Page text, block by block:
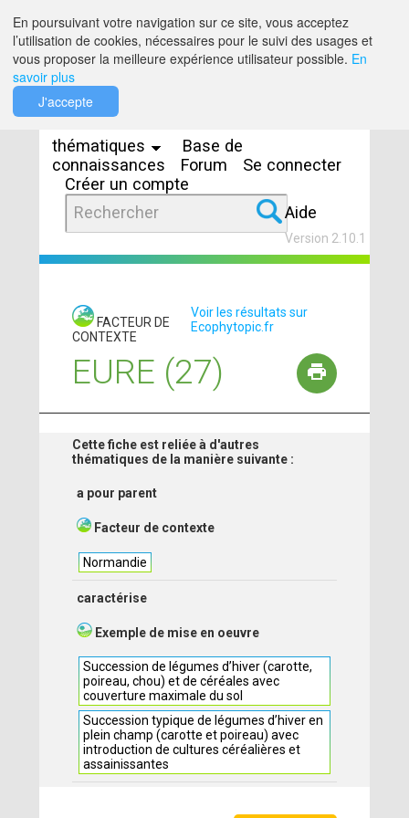
thématiques
Base de
connaissances
Forum
Se connecter
Créer un compte
Aide
Version 2.10.1
FACTEUR DE
CONTEXTE
Voir les résultats sur
Ecophytopic.fr
EURE (27)
Cette fiche est reliée à d'autres
thématiques de la manière suivante :
a pour parent
Facteur de contexte
Normandie
caractérise
Exemple de mise en oeuvre
Succession de légumes d’hiver (carotte,
poireau, chou) et de céréales avec
couverture maximale du sol
Succession typique de légumes d’hiver en
plein champ (carotte et poireau) avec
introduction de cultures céréalières et
assainissantes
En poursuivant votre navigation sur ce site, vous acceptez
l’utilisation de cookies, nécessaires pour le suivi des usages et
vous proposer la meilleure expérience utilisateur possible. En
savoir plus
J'accepte